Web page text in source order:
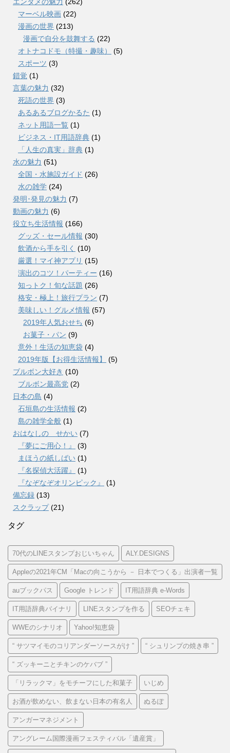
エンタメの魅力 (262)
マーベル映画 (22)
漫画の世界 (213)
漫画で自分を鼓舞する (22)
オトナコドモ（特撮・趣味）
(5)
スポーツ (3)
錯覚 (1)
言葉の魅力 (32)
死語の世界 (3)
あるあるブログかるた (1)
ネット用語一覧 (1)
ビジネス・IT用語辞典 (1)
「人生の真実」辞典 (1)
水の魅力 (51)
全国・水施設ガイド (26)
水の雑学 (24)
発明･発見の魅力 (7)
動画の魅力 (6)
役立ち生活情報 (166)
グッズ・セール情報 (30)
飲酒から手を引く (10)
厳選！マイ神アプリ (15)
演出のコツ！パーティー (16)
知っトク！旬な話題 (26)
格安・極上！旅行プラン (7)
美味しい！グルメ情報 (57)
2019年人気おせち (6)
お菓子・パン (9)
意外！生活の知恵袋 (4)
2019年版【お得生活情報】
(5)
ブルボン大好き (10)
ブルボン最高党 (2)
日本の島 (4)
石垣島の生活情報 (2)
島の雑学全般 (1)
おはなしの せかい (7)
『夢にご用心！』
(3)
まほうの紙しばい (1)
『名探偵大活躍』
(1)
『なぞなぞオリンピック』
(1)
備忘録 (13)
スクラップ(21)
タグ
70代のLINEスタンプおじいちゃん ALY.DESIGNS
Appleの2021年CM「Macの向こうから － 日本でつくる」出演者一覧
auブックパス Google トレンド IT用語辞典 e-Words
IT用語辞典バイナリ LINEスタンプを作る SEOチェキ
WWEのシナリオ Yahoo!知恵袋
“ サツマイモのコリアンダーソースがけ ” “ シュリンプの焼き串 ”
“ ズッキーニとチキンのケバブ ”
「リラックマ」をモチーフにした和菓子 いじめ
お酒が飲めない、飲まない日本の有名人 ぬるぽ
アンガーマネジメント
アングレーム国際漫画フェスティバル「遺産賞」